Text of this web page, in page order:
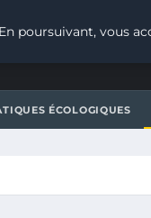
ÉCOLOGIQUES
poursuivant, vous